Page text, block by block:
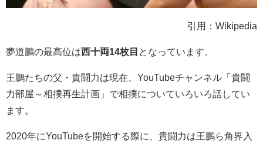
引用：Wikipedia
夢道鵬の最高位は西十両14枚目 となっています。
王鵬たちの父・貴闘力は現在、YouTubeチャンネル「貴闘
力部屋～相撲再生計画」で相撲についていろいろ話してい
ます。
2020年にYouTubeを開始する際に、貴闘力は王鵬ら角界入